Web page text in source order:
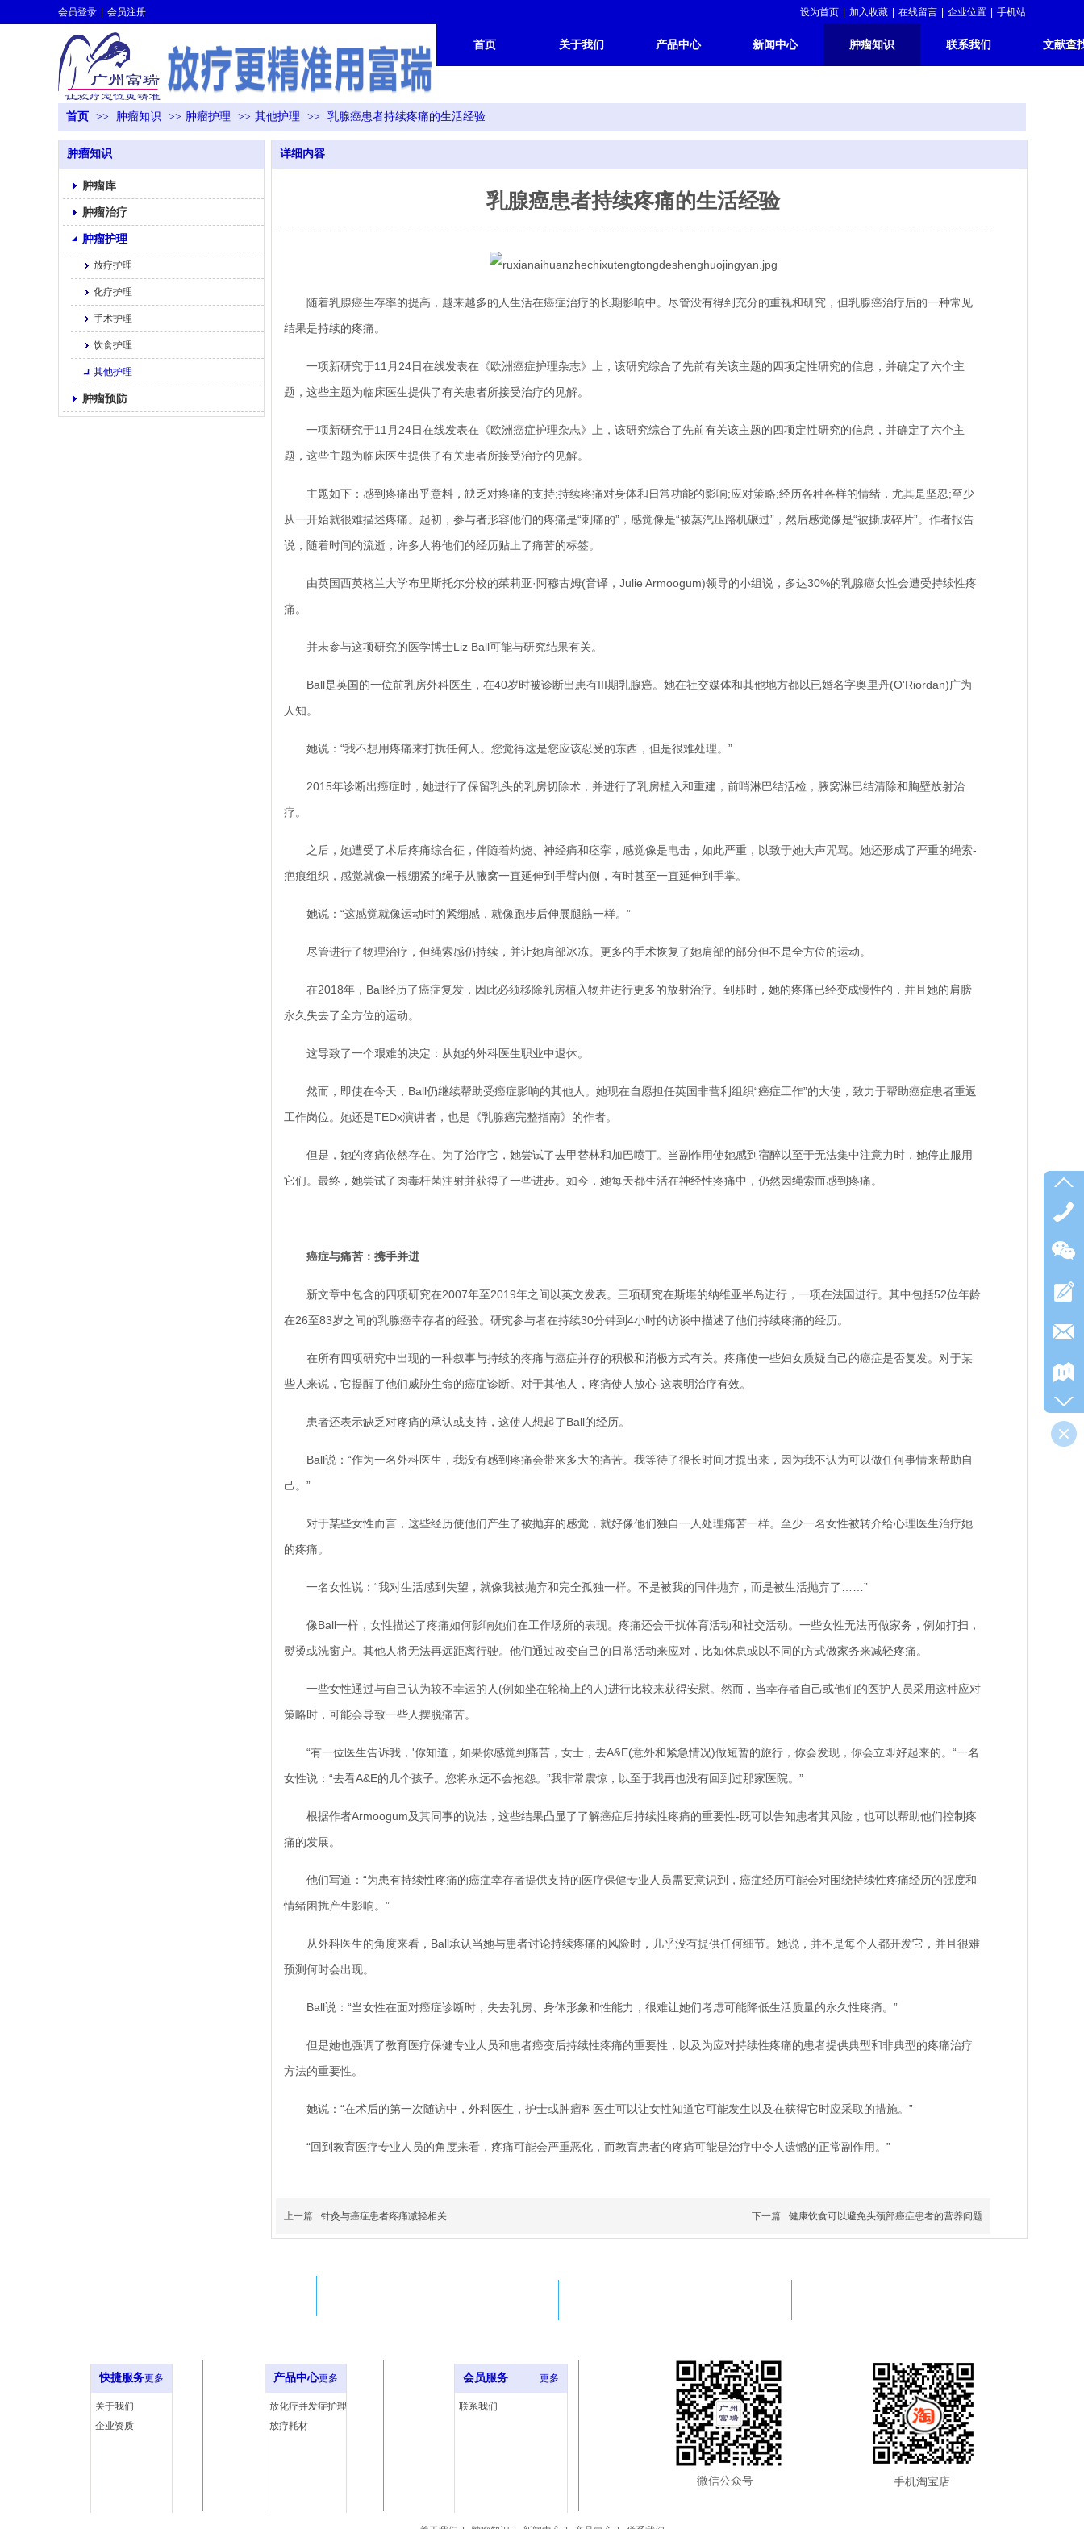
首页 关于我们 产品中心 新闻中心 肿瘤知识 联系我们 文献查
会员登录 会员注册 设为首页 加入收藏 在线留言 企业位置 手机站
首页 >> 肿瘤知识 >> 肿瘤护理 >> 其他护理 >> 乳腺癌患者持续疼痛的生活经验
肿瘤知识
肿瘤库
肿瘤治疗
肿瘤护理
放疗护理
化疗护理
手术护理
饮食护理
其他护理
肿瘤预防
详细内容
乳腺癌患者持续疼痛的生活经验
随着乳腺癌生存率的提高，越来越多的人生活在癌症治疗的长期影响中。尽管没有得到充分的重视和研究，但乳腺癌治疗后的一种常见
结果是持续的疼痛。
一项新研究于11月24日在线发表在《欧洲癌症护理杂志》上，该研究综合了先前有关该主题的四项定性研究的信息，并确定了六个主
题，这些主题为临床医生提供了有关患者所接受治疗的见解。
一项新研究于11月24日在线发表在《欧洲癌症护理杂志》上，该研究综合了先前有关该主题的四项定性研究的信息，并确定了六个主
题，这些主题为临床医生提供了有关患者所接受治疗的见解。
主题如下：感到疼痛出乎意料，缺乏对疼痛的支持;持续疼痛对身体和日常功能的影响;应对策略;经历各种各样的情绪，尤其是坚忍;至少
从一开始就很难描述疼痛。起初，参与者形容他们的疼痛是“刺痛的”，感觉像是“被蒸汽压路机碾过”，然后感觉像是“被撕成碎片”。作者报告
说，随着时间的流逝，许多人将他们的经历贴上了痛苦的标签。
由英国西英格兰大学布里斯托尔分校的茱莉亚·阿穆古姆(音译，Julie Armoogum)领导的小组说，多达30%的乳腺癌女性会遭受持续性疼
痛。
并未参与这项研究的医学博士Liz Ball可能与研究结果有关。
Ball是英国的一位前乳房外科医生，在40岁时被诊断出患有III期乳腺癌。她在社交媒体和其他地方都以已婚名字奥里丹(O'Riordan)广为
人知。
她说：“我不想用疼痛来打扰任何人。您觉得这是您应该忍受的东西，但是很难处理。”
2015年诊断出癌症时，她进行了保留乳头的乳房切除术，并进行了乳房植入和重建，前哨淋巴结活检，腋窝淋巴结清除和胸壁放射治
疗。
之后，她遭受了术后疼痛综合征，伴随着灼烧、神经痛和痉挛，感觉像是电击，如此严重，以致于她大声咒骂。她还形成了严重的绳索-
疤痕组织，感觉就像一根绷紧的绳子从腋窝一直延伸到手臂内侧，有时甚至一直延伸到手掌。
她说：“这感觉就像运动时的紧绷感，就像跑步后伸展腿筋一样。”
尽管进行了物理治疗，但绳索感仍持续，并让她肩部冰冻。更多的手术恢复了她肩部的部分但不是全方位的运动。
在2018年，Ball经历了癌症复发，因此必须移除乳房植入物并进行更多的放射治疗。到那时，她的疼痛已经变成慢性的，并且她的肩膀
永久失去了全方位的运动。
这导致了一个艰难的决定：从她的外科医生职业中退休。
然而，即使在今天，Ball仍继续帮助受癌症影响的其他人。她现在自愿担任英国非营利组织“癌症工作”的大使，致力于帮助癌症患者重返
工作岗位。她还是TEDx演讲者，也是《乳腺癌完整指南》的作者。
但是，她的疼痛依然存在。为了治疗它，她尝试了去甲替林和加巴喷丁。当副作用使她感到宿醉以至于无法集中注意力时，她停止服用
它们。最终，她尝试了肉毒杆菌注射并获得了一些进步。如今，她每天都生活在神经性疼痛中，仍然因绳索而感到疼痛。
癌症与痛苦：携手并进
新文章中包含的四项研究在2007年至2019年之间以英文发表。三项研究在斯堪的纳维亚半岛进行，一项在法国进行。其中包括52位年龄
在26至83岁之间的乳腺癌幸存者的经验。研究参与者在持续30分钟到4小时的访谈中描述了他们持续疼痛的经历。
在所有四项研究中出现的一种叙事与持续的疼痛与癌症并存的积极和消极方式有关。疼痛使一些妇女质疑自己的癌症是否复发。对于某
些人来说，它提醒了他们威胁生命的癌症诊断。对于其他人，疼痛使人放心-这表明治疗有效。
患者还表示缺乏对疼痛的承认或支持，这使人想起了Ball的经历。
Ball说：“作为一名外科医生，我没有感到疼痛会带来多大的痛苦。我等待了很长时间才提出来，因为我不认为可以做任何事情来帮助自
己。”
对于某些女性而言，这些经历使他们产生了被抛弃的感觉，就好像他们独自一人处理痛苦一样。至少一名女性被转介给心理医生治疗她
的疼痛。
一名女性说：“我对生活感到失望，就像我被抛弃和完全孤独一样。不是被我的同伴抛弃，而是被生活抛弃了……”
像Ball一样，女性描述了疼痛如何影响她们在工作场所的表现。疼痛还会干扰体育活动和社交活动。一些女性无法再做家务，例如打扫，
熨烫或洗窗户。其他人将无法再远距离行驶。他们通过改变自己的日常活动来应对，比如休息或以不同的方式做家务来减轻疼痛。
一些女性通过与自己认为较不幸运的人(例如坐在轮椅上的人)进行比较来获得安慰。然而，当幸存者自己或他们的医护人员采用这种应对
策略时，可能会导致一些人摆脱痛苦。
“有一位医生告诉我，'你知道，如果你感觉到痛苦，女士，去A&E(意外和紧急情况)做短暂的旅行，你会发现，你会立即好起来的。“一名
女性说：“去看A&E的几个孩子。您将永远不会抱怨。”我非常震惊，以至于我再也没有回到过那家医院。”
根据作者Armoogum及其同事的说法，这些结果凸显了了解癌症后持续性疼痛的重要性-既可以告知患者其风险，也可以帮助他们控制疼
痛的发展。
他们写道：“为患有持续性疼痛的癌症幸存者提供支持的医疗保健专业人员需要意识到，癌症经历可能会对围绕持续性疼痛经历的强度和
情绪困扰产生影响。”
从外科医生的角度来看，Ball承认当她与患者讨论持续疼痛的风险时，几乎没有提供任何细节。她说，并不是每个人都开发它，并且很难
预测何时会出现。
Ball说：“当女性在面对癌症诊断时，失去乳房、身体形象和性能力，很难让她们考虑可能降低生活质量的永久性疼痛。”
但是她也强调了教育医疗保健专业人员和患者癌变后持续性疼痛的重要性，以及为应对持续性疼痛的患者提供典型和非典型的疼痛治疗
方法的重要性。
她说：“在术后的第一次随访中，外科医生，护士或肿瘤科医生可以让女性知道它可能发生以及在获得它时应采取的措施。”
“回到教育医疗专业人员的角度来看，疼痛可能会严重恶化，而教育患者的疼痛可能是治疗中令人遗憾的正常副作用。”
上一篇 针灸与癌症患者疼痛减轻相关 下一篇 健康饮食可以避免头颈部癌症患者的营养问题
快捷服务更多
关于我们
企业资质
会员服务 更多
联系我们
产品中心更多
放化疗并发症护理
放疗耗材
手机淘宝店
微信公众号